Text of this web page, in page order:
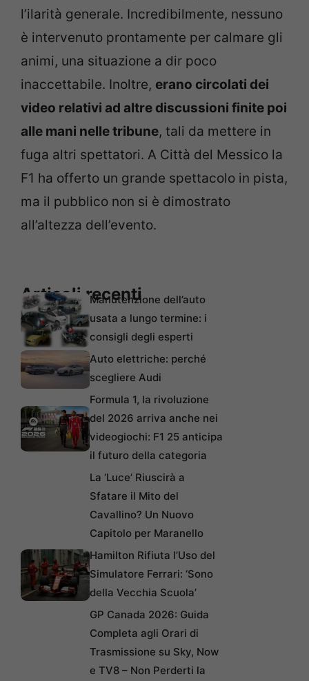
l’ilarità generale. Incredibilmente, nessuno
è intervenuto prontamente per calmare gli
animi, una situazione a dir poco
inaccettabile. Inoltre, erano circolati dei
video relativi ad altre discussioni finite poi
alle mani nelle tribune, tali da mettere in
fuga altri spettatori. A Città del Messico la
F1 ha offerto un grande spettacolo in pista,
ma il pubblico non si è dimostrato
all’altezza dell’evento.
Articoli recentiManutenzione dell’auto
usata a lungo termine: i
consigli degli esperti
Auto elettriche: perché
scegliere Audi
Formula 1, la rivoluzione
del 2026 arriva anche nei
videogiochi: F1 25 anticipa
il futuro della categoria
La ‘Luce’ Riuscirà a
Sfatare il Mito del
Cavallino? Un Nuovo
Capitolo per Maranello
Hamilton Rifiuta l’Uso del
Simulatore Ferrari: ‘Sono
della Vecchia Scuola’
GP Canada 2026: Guida
Completa agli Orari di
Trasmissione su Sky, Now
e TV8 – Non Perderti la